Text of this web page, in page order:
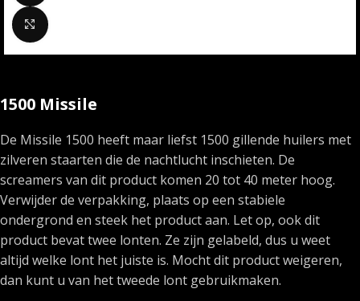
Klik om te vergroten
1500 Missile
De Missile 1500 heeft maar liefst 1500 gillende huilers met
zilveren staarten die de nachtlucht inschieten. De
screamers van dit product komen 20 tot 40 meter hoog.
Verwijder de verpakking, plaats op een stabiele
ondergrond en steek het product aan. Let op, ook dit
product bevat twee lonten. Ze zijn gelabeld, dus u weet
altijd welke lont het juiste is. Mocht dit product weigeren,
dan kunt u van het tweede lont gebruikmaken.